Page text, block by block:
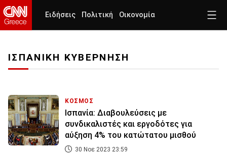
Ειδήσεις Πολιτική Οικονομία
ΙΣΠΑΝΙΚΗ ΚΥΒΕΡΝΗΣΗ
ΚΟΣΜΟΣ
Ισπανία: Διαβουλεύσεις με
συνδικαλιστές και εργοδότες για
αύξηση 4% του κατώτατου μισθού
30 Νοε 2023 23:59